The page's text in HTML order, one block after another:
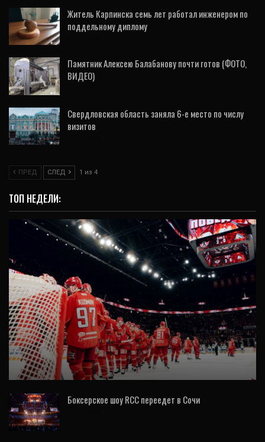
Житель Карпинска семь лет работал инженером по
поддельному диплому
Памятник Алексею Балабанову почти готов (ФОТО,
ВИДЕО)
Свердловская область заняла 6-е место по числу
визитов
ПРЕД СЛЕД 1 из 4
ТОП НЕДЕЛИ:
ВИДЕО
«Автомобилист» начал плей-офф с
победы: драки, голы Спронга и рок-н-ролл
(ФОТО,…
Боксерское шоу RCC переедет в Сочи